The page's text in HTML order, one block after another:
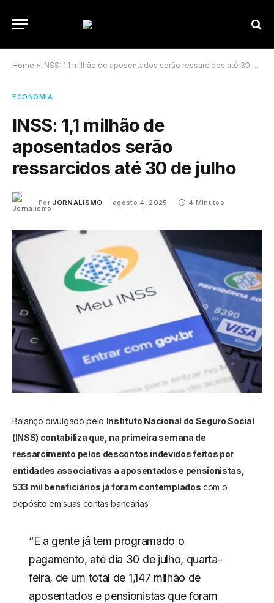
Home » INSS: 1,1 milhão de aposentados serão ressarcidos até 30 de julho
ECONOMIA
INSS: 1,1 milhão de
aposentados serão
ressarcidos até 30 de julho
Por JORNALISMO agosto 4, 2025 4 Minutos
Balanço divulgado pelo Instituto Nacional do Seguro Social
(INSS) contabiliza que, na primeira semana de
ressarcimento pelos descontos indevidos feitos por
entidades associativas a aposentados e pensionistas,
533 mil beneficiários já foram contemplados com o
depósito em suas contas bancárias.
“E a gente já tem programado o
pagamento, até dia 30 de julho, quarta-
feira, de um total de 1,147 milhão de
aposentados e pensionistas que foram